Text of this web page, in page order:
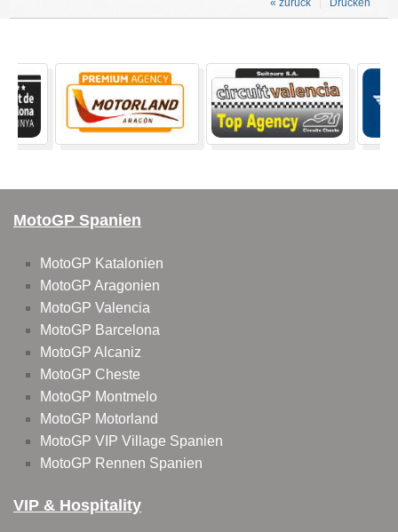
Drucken
« zurück
MotoGP Spanien
MotoGP Katalonien
MotoGP Aragonien
MotoGP Valencia
MotoGP Barcelona
MotoGP Alcaniz
MotoGP Cheste
MotoGP Montmelo
MotoGP Motorland
MotoGP VIP Village Spanien
MotoGP Rennen Spanien
VIP & Hospitality